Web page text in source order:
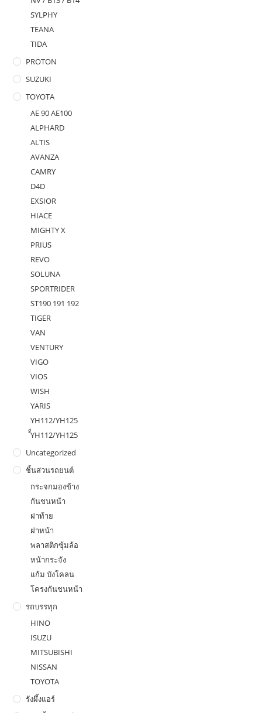
SYLPHY
TEANA
TIDA
PROTON
SUZUKI
TOYOTA
AE 90 AE100
ALPHARD
ALTIS
AVANZA
CAMRY
D4D
EXSIOR
HIACE
MIGHTY X
PRIUS
REVO
SOLUNA
SPORTRIDER
ST190 191 192
TIGER
VAN
VENTURY
VIGO
VIOS
WISH
YARIS
YH112/YH125
ํ็YH112/YH125
Uncategorized
ชิ้นส่วนรถยนต์
กระจกมองข้าง
กันชนหน้า
ฝาท้าย
ฝาหน้า
พลาสติกซุ้มล้อ
หน้ากระจัง
แก้ม บังโคลน
โครงกันชนหน้า
รถบรรทุก
HINO
ISUZU
MITSUBISHI
NISSAN
TOYOTA
รังผึ้งแอร์